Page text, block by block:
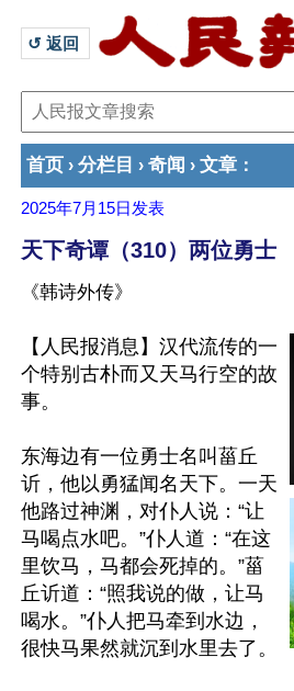
↺ 返回
首页 › 分栏目 › 奇闻 › 文章 ：
2025年7月15日 发表
天下奇谭（310）两位勇士
《韩诗外传》
【人民报消息】汉代流传的一
个特别古朴而又天马行空的故
事。
东海边有一位勇士名叫菑丘
䜣，他以勇猛闻名天下。一天
他路过神渊，对仆人说：“让
马喝点水吧。”仆人道：“在这
里饮马，马都会死掉的。”菑
丘䜣道：“照我说的做，让马
喝水。”仆人把马牵到水边，
很快马果然就沉到水里去了。